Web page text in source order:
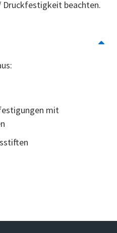
Druckfestigkeit beachten.
mit